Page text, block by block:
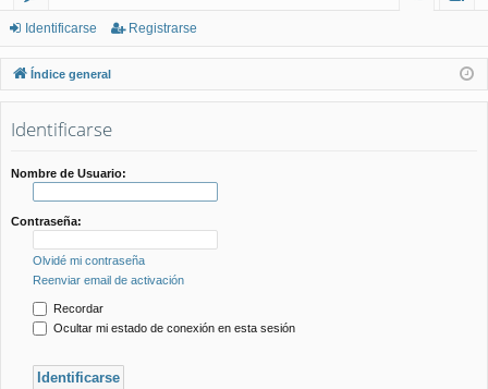
or
os
nt
ifi
ist
ra
Identificarse Registrarse
Índice general
Identificarse
Nombre de Usuario:
Contraseña:
Olvidé mi contraseña
Reenviar email de activación
Recordar
Ocultar mi estado de conexión en esta sesión